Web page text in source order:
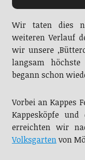
Wir taten dies
weiteren Verlauf
wir unsere
langsam
begann schon
Kappesköpfe
erreichten wir
Volksgartenvon